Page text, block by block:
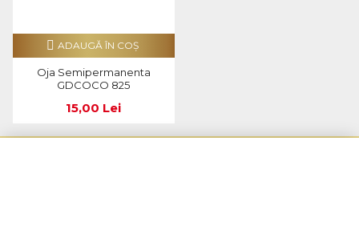
Oja Semipermanenta
GDCOCO 825
15,00 Lei
ADAUGĂ ÎN COŞ